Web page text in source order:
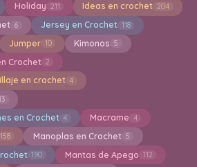
Holiday 211 Ideas en crochet 204
6 Jersey en Crochet 118
Jumper 10 Kimonos 5
Crochet 2
en crochet 4
en Crochet 4 Macrame 4
158 Manoplas en Crochet 5
190 Mantas de Apego 112